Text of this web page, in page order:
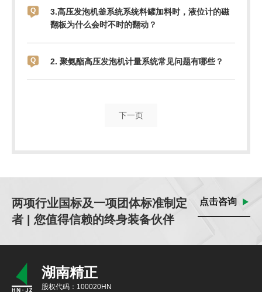
3.高压发泡机釜系统系统料罐加料时，液位计的磁
翻板为什么会时不时的翻动？
2. 聚氨酯高压发泡机计量系统常见问题有哪些？
下一页
两项行业国标及一项团体标准制定
者 | 您值得信赖的终身装备伙伴
点击咨询
湖南精正
股权代码：100020HN